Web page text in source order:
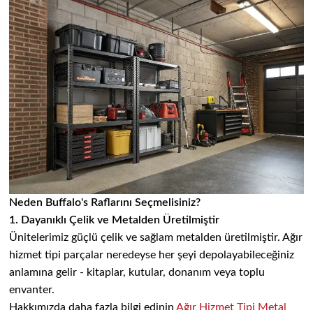
Neden Buffalo's Raflarını Seçmelisiniz?
1. Dayanıklı Çelik ve Metalden Üretilmiştir
Ünitelerimiz güçlü çelik ve sağlam metalden üretilmiştir. Ağır
hizmet tipi parçalar neredeyse her şeyi depolayabileceğiniz
anlamına gelir - kitaplar, kutular, donanım veya toplu
envanter.
Hakkımızda daha fazla bilgi edininAğır Hizmet Tipi Metal